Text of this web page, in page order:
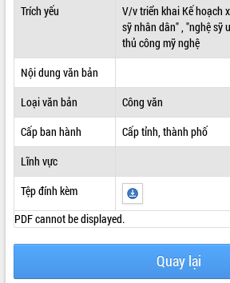
VĂN BẢN HĐND TỈNH
QUY HOẠCH - KẾ HOẠCH
Trích yếu
V/v triển khai Kế hoạch
sỹ nhân dân" , "nghệ sỹ
thủ công mỹ nghệ
Nội dung văn bản
Loại văn bản
Công văn
Cấp ban hành
Cấp tỉnh, thành phố
Lĩnh vực
Tệp đính kèm
PDF cannot be displayed.
Quay lại